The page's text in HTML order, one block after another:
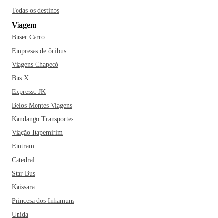
Todas os destinos
Viagem
Buser Carro
Empresas de ônibus
Viagens Chapecó
Bus X
Expresso JK
Belos Montes Viagens
Kandango Transportes
Viação Itapemirim
Emtram
Catedral
Star Bus
Kaissara
Princesa dos Inhamuns
Unida